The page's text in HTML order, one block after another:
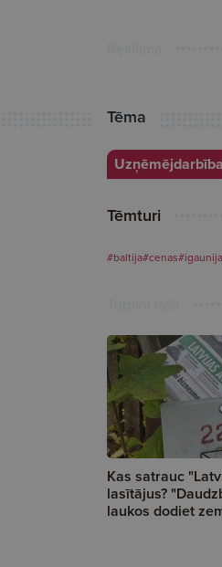
Tēma
Uzņēmējdarbība
Tēmturi
#baltija#cenas#igaunija
Kas satrauc
lasītājus?
laukos dodiet